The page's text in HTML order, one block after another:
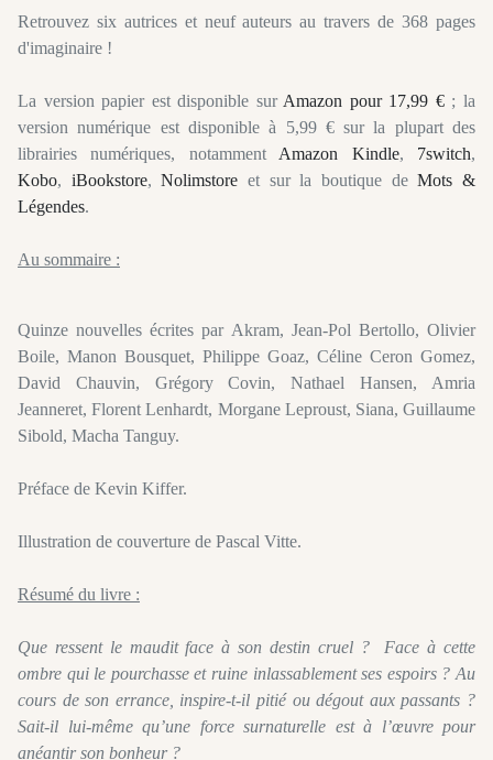
Retrouvez six autrices et neuf auteurs au travers de 368 pages
d'imaginaire !
La version papier est disponible sur Amazon pour 17,99 €; la
version numérique est disponible à 5,99 € sur la plupart des
librairies numériques, notamment Amazon Kindle, 7switch,
Kobo, iBookstore,Nolimstore et sur la boutique deMots &
Légendes.
Au sommaire :
Quinze nouvelles écrites par Akram, Jean-Pol Bertollo, Olivier
Boile, Manon Bousquet, Philippe Goaz, Céline Ceron Gomez,
David Chauvin, Grégory Covin, Nathael Hansen, Amria
Jeanneret, Florent Lenhardt, Morgane Leproust, Siana, Guillaume
Sibold, Macha Tanguy.
Préface de Kevin Kiffer.
Illustration de couverture de Pascal Vitte.
Résumé du livre :
Que ressent le maudit face à son destin cruel ? Face à cette
ombre qui le pourchasse et ruine inlassablement ses espoirs ? Au
cours de son errance, inspire-t-il pitié ou dégout aux passants ?
Sait-il lui-même qu’une force surnaturelle est à l’œuvre pour
anéantir son bonheur ?